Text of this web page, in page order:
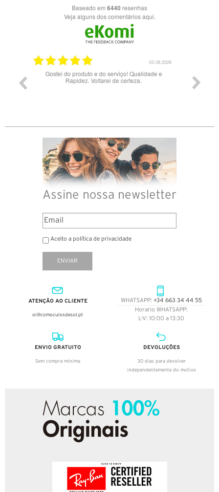
Baseado em 6440 resenhas
Veja alguns dos comentários aqui.
28.07.2026
Bons óculos.
Assine nossa newsletter
Aceito a política de privacidade
ENVIAR
ATENÇÃO AO CLIENTE
oi@comoculosdesol.pt
WHATSAPP: +34 663 34 44 55
Horario WHATSAPP:
L-V: 10:00 a 13:30
ENVIO GRATUITO
Sem compra mínima
DEVOLUÇÕES
30 dias para devolver
independentemente do motivo